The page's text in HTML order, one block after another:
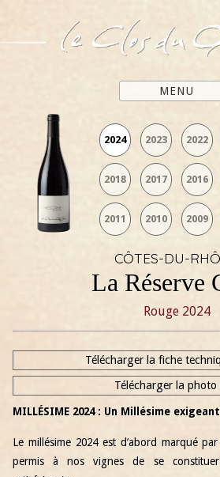
MENU
2024 2023 2022
2018 2017 2016
2011 2010 2009
CÔTES-DU-
La Réserve
Rouge 2024
Télécharger la fiche
Télécharger la photo
MILLÉSIME 2024 : Un Millésime
Le millésime 2024 est d’abord marqué
permis à nos vignes de se